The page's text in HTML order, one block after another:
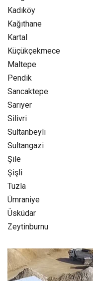
Kadıköy
Kağıthane
Kartal
Küçükçekmece
Maltepe
Pendik
Sancaktepe
Sarıyer
Silivri
Sultanbeyli
Sultangazi
Şile
Şişli
Tuzla
Ümraniye
Üsküdar
Zeytinburnu